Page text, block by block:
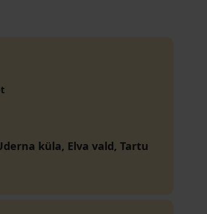
küla, Elva vald, Tartu